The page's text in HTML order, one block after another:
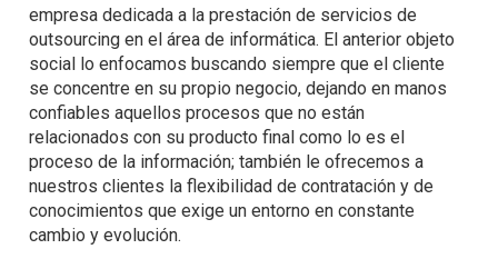
empresa dedicada a la prestación de servicios de
outsourcing en el área de informática. El anterior objeto
social lo enfocamos buscando siempre que el cliente
se concentre en su propio negocio, dejando en manos
confiables aquellos procesos que no están
relacionados con su producto final como lo es el
proceso de la información; también le ofrecemos a
nuestros clientes la flexibilidad de contratación y de
conocimientos que exige un entorno en constante
cambio y evolución.